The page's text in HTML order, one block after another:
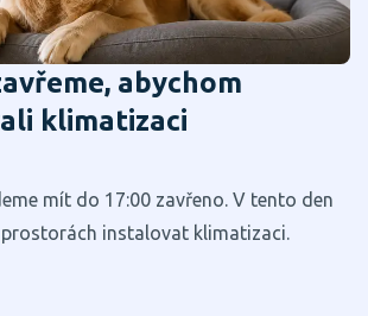
abychom
klimatizaci
mít do 17:00 zavřeno. V tento den
prostorách instalovat klimatizaci.